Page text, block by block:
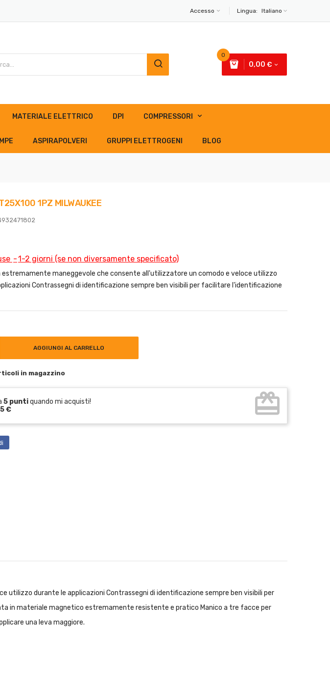
Lingua: Italiano
Accesso
0
0,00 €
MATERIALE ELETTRICO DPI COMPRESSORI
ASPIRAPOLVERI GRUPPI ELETTROGENI BLOG
1PZ MILWAUKEE
1-2 giorni (se non diversamente specificato)
estremamente maneggevole che consente all'utilizzatore un comodo e veloce utilizzo
Contrassegni di identificazione sempre ben visibili per facilitare l'identificazione
AGGIUNGI AL CARRELLO
in magazzino
5 puntiquando mi acquisti!
€ card_giftcard
durante le applicazioni Contrassegni di identificazione sempre ben visibili per
in materiale magnetico estremamente resistente e pratico Manico a tre facce per
una leva maggiore.